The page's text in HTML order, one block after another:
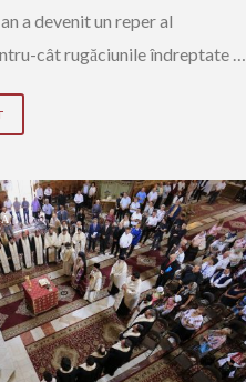
a devenit un reper al
cât rugăciunile îndreptate …